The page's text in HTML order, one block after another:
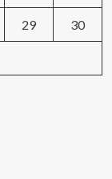
29 30